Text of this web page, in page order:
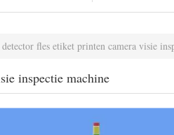
fles etiket printen camera visie
inspectie machine